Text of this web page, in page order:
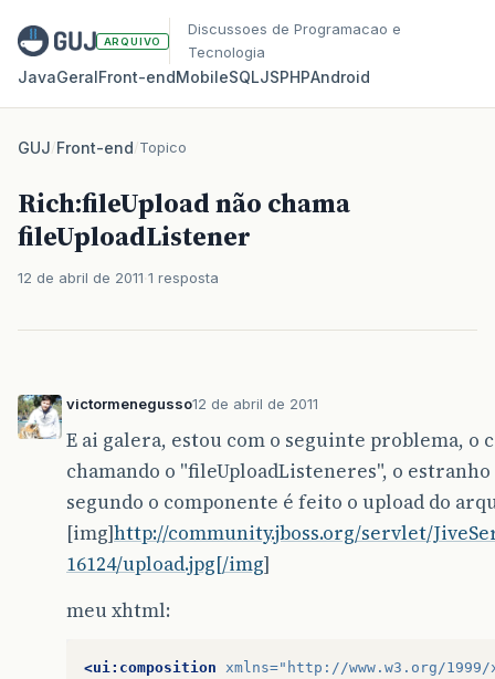
ARQUIVO
Discussoes de Programacao e
Tecnologia
JavaGeralFront‑endMobileSQLJSPHPAndroid
GUJ/Front-end/Topico
Rich:fileUpload não chama
fileUploadListener
12 de abril de 2011 1 resposta
victormenegusso12 de abril de 2011
E ai galera, estou com o seguinte problema, o
chamando o "fileUploadListeneres", o
segundo o componente é feito o upload do
[img]http://community.jboss.org/servlet/
16124/upload.jpg[/img]
meu xhtml:
<ui:composition xmlns="http://www.w3.org/1999/